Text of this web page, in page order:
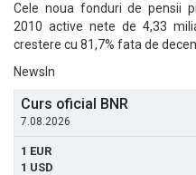
Cele noua fonduri de pensii
2010 active nete de 4,33
crestere cu 81,7% fata de
NewsIn
Curs oficial BNR
7.08.2026
1 EUR
1 USD